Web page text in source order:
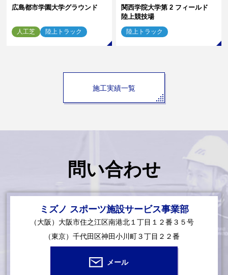
広島都市学園大学グラウンド
人工芝 陸上トラック
関西学院大学第 2 フィールド
陸上競技場
陸上トラック
施工実績一覧
問い合わせ
ミズノ スポーツ施設サービス事業部
（大阪）大阪市住之江区南港北１丁目１２番３５号
（東京）千代田区神田小川町３丁目２２番
メール